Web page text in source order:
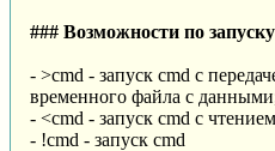
### Возможности по
- >cmd - запуск cmd с
временного файла с
- <cmd - запуск cmd с
- !cmd - запуск cmd